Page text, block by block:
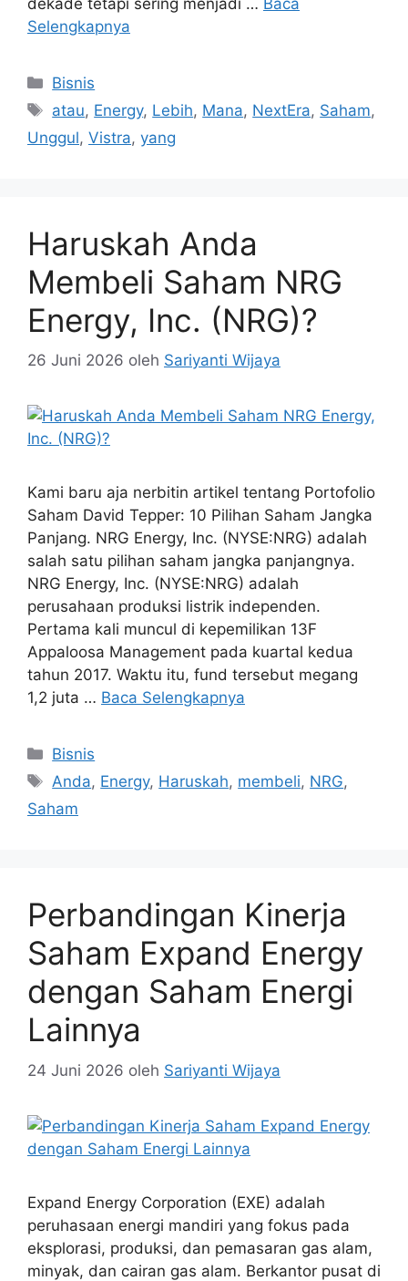
Selengkapnya
Kategori
Bisnis
Tag
atau, Energy, Lebih, Mana, NextEra, Saham,
Unggul, Vistra, yang
Haruskah Anda
Membeli Saham NRG
Energy, Inc. (NRG)?
26 Juni 2026 oleh Sariyanti Wijaya
Kami baru aja nerbitin artikel tentang Portofolio
Saham David Tepper: 10 Pilihan Saham Jangka
Panjang. NRG Energy, Inc. (NYSE:NRG) adalah
salah satu pilihan saham jangka panjangnya.
NRG Energy, Inc. (NYSE:NRG) adalah
perusahaan produksi listrik independen.
Pertama kali muncul di kepemilikan 13F
Appaloosa Management pada kuartal kedua
tahun 2017. Waktu itu, fund tersebut megang
1,2 juta … Baca Selengkapnya
Kategori
Bisnis
Tag
Anda, Energy, Haruskah, membeli, NRG,
Saham
Perbandingan Kinerja
Saham Expand Energy
dengan Saham Energi
Lainnya
24 Juni 2026 oleh Sariyanti Wijaya
Expand Energy Corporation (EXE) adalah
peruhasaan energi mandiri yang fokus pada
eksplorasi, produksi, dan pemasaran gas alam,
minyak, dan cairan gas alam. Berkantor pusat di